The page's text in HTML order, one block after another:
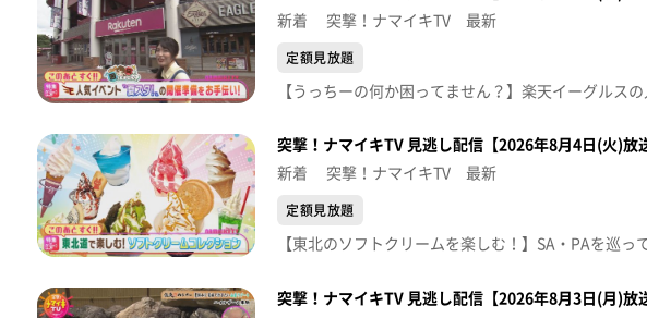
新着 突撃！ナマイキTV 最新
定額見放題
突撃！ナマイキTV 見逃し配信【2026年8月4日(火)放
新着 突撃！ナマイキTV 最新
定額見放題
突撃！ナマイキTV 見逃し配信【2026年8月3日(月)放